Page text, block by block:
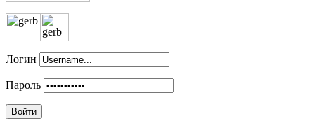
Логин
Пароль
Войти